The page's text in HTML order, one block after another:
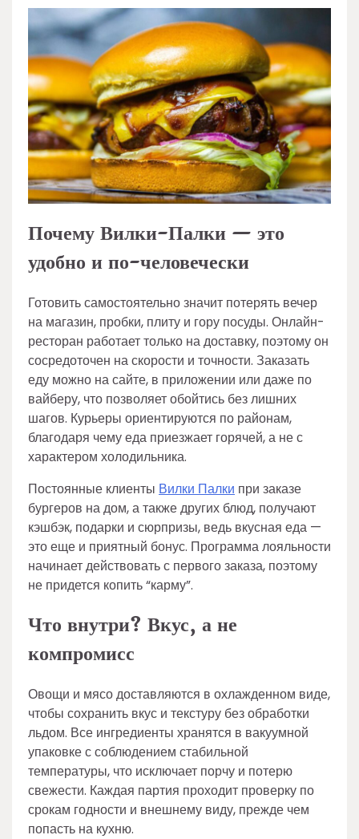
Почему Вилки-Палки — это
удобно и по-человечески
Готовить самостоятельно значит потерять вечер
на магазин, пробки, плиту и гору посуды. Онлайн-
ресторан работает только на доставку, поэтому он
сосредоточен на скорости и точности. Заказать
еду можно на сайте, в приложении или даже по
вайберу, что позволяет обойтись без лишних
шагов. Курьеры ориентируются по районам,
благодаря чему еда приезжает горячей, а не с
характером холодильника.
Постоянные клиенты Вилки Палки при заказе
бургеров на дом, а также других блюд, получают
кэшбэк, подарки и сюрпризы, ведь вкусная еда —
это еще и приятный бонус. Программа лояльности
начинает действовать с первого заказа, поэтому
не придется копить “карму”.
Что внутри? Вкус, а не
компромисс
Овощи и мясо доставляются в охлажденном виде,
чтобы сохранить вкус и текстуру без обработки
льдом. Все ингредиенты хранятся в вакуумной
упаковке с соблюдением стабильной
температуры, что исключает порчу и потерю
свежести. Каждая партия проходит проверку по
срокам годности и внешнему виду, прежде чем
попасть на кухню.